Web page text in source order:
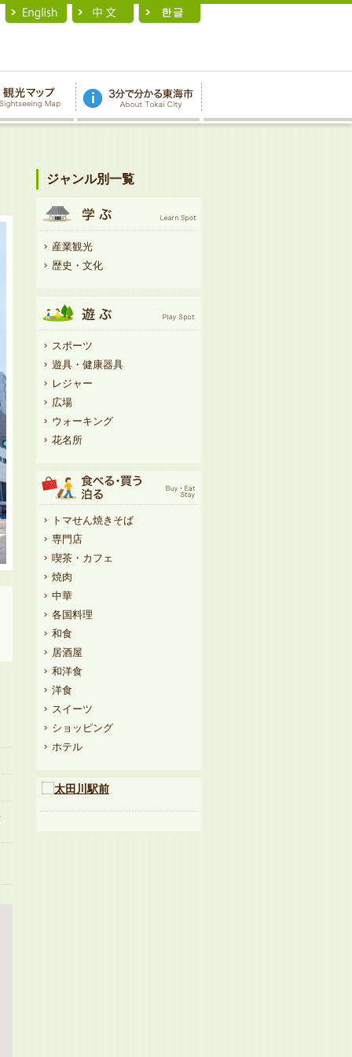
ジャンル別一覧
産業観光
歴史・文化
スポーツ
遊具・健康器具
レジャー
広場
ウォーキング
花名所
トマせん焼きそば
専門店
喫茶・カフェ
焼肉
中華
各国料理
和食
居酒屋
和洋食
洋食
スイーツ
ショッピング
ホテル